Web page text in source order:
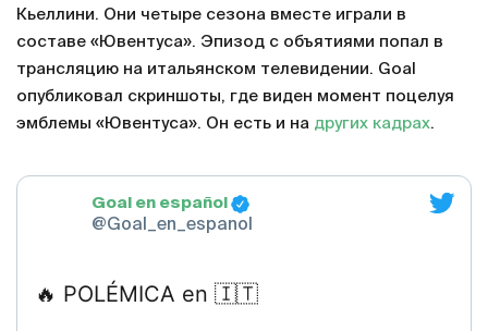
Кьеллини. Они четыре сезона вместе играли в
составе «Ювентуса». Эпизод с объятиями попал в
трансляцию на итальянском телевидении. Goal
опубликовал скриншоты, где виден момент поцелуя
эмблемы «Ювентуса». Он есть и на других кадрах.
Goal en español
@Goal_en_espanol
🔥 POLÉMICA en 🇮🇹